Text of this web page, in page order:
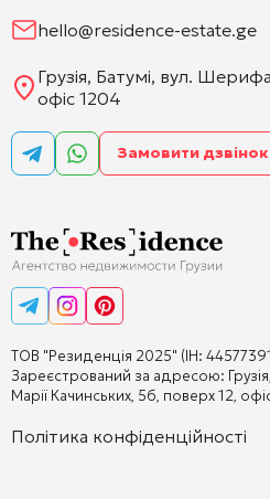
ТОВ "Резиденція 2025" (ІН:
Зареєстрований за адресою: Грузія,
Марії Качинських, 5б, поверх 12,
Політика конфіденційності
hello@residence-estate.ge
Грузія, Батумі, вул.
офіс 1204
Замовити дзвінок